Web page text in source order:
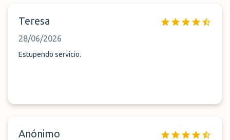
Teresa
28/06/2026
Estupendo servicio.
Anónimo